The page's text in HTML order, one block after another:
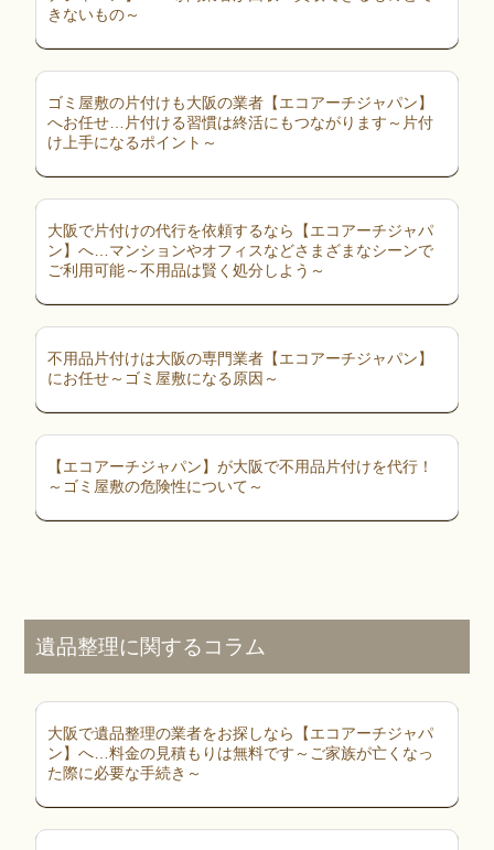
きないもの～
ゴミ屋敷の片付けも大阪の業者【エコアーチジャパン】
へお任せ…片付ける習慣は終活にもつながります～片付
け上手になるポイント～
大阪で片付けの代行を依頼するなら【エコアーチジャパ
ン】へ…マンションやオフィスなどさまざまなシーンで
ご利用可能～不用品は賢く処分しよう～
不用品片付けは大阪の専門業者【エコアーチジャパン】
にお任せ～ゴミ屋敷になる原因～
【エコアーチジャパン】が大阪で不用品片付けを代行！
～ゴミ屋敷の危険性について～
遺品整理に関するコラム
大阪で遺品整理の業者をお探しなら【エコアーチジャパ
ン】へ…料金の見積もりは無料です～ご家族が亡くなっ
た際に必要な手続き～